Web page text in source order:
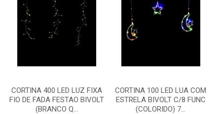
CORTINA 400 LED LUZ FIXA
FIO DE FADA FESTAO BIVOLT
(BRANCO Q...
CORTINA 100 LED LUA COM
ESTRELA BIVOLT C/8 FUNC
(COLORIDO) 7...